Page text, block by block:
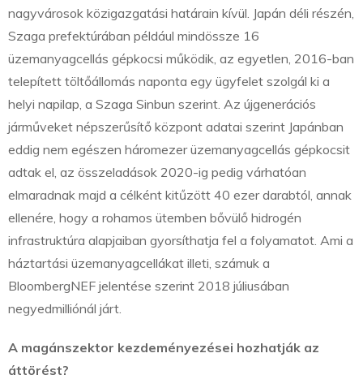
nagyvárosok közigazgatási határain kívül. Japán déli részén,
Szaga prefektúrában például mindössze 16
üzemanyagcellás gépkocsi működik, az egyetlen, 2016-ban
telepített töltőállomás naponta egy ügyfelet szolgál ki a
helyi napilap, a Szaga Sinbun szerint. Az újgenerációs
járműveket népszerűsítő központ adatai szerint Japánban
eddig nem egészen háromezer üzemanyagcellás gépkocsit
adtak el, az összeladások 2020-ig pedig várhatóan
elmaradnak majd a célként kitűzött 40 ezer darabtól, annak
ellenére, hogy a rohamos ütemben bővülő hidrogén
infrastruktúra alapjaiban gyorsíthatja fel a folyamatot. Ami a
háztartási üzemanyagcellákat illeti, számuk a
BloombergNEF jelentése szerint 2018 júliusában
negyedmilliónál járt.
A magánszektor kezdeményezései hozhatják az
áttörést?